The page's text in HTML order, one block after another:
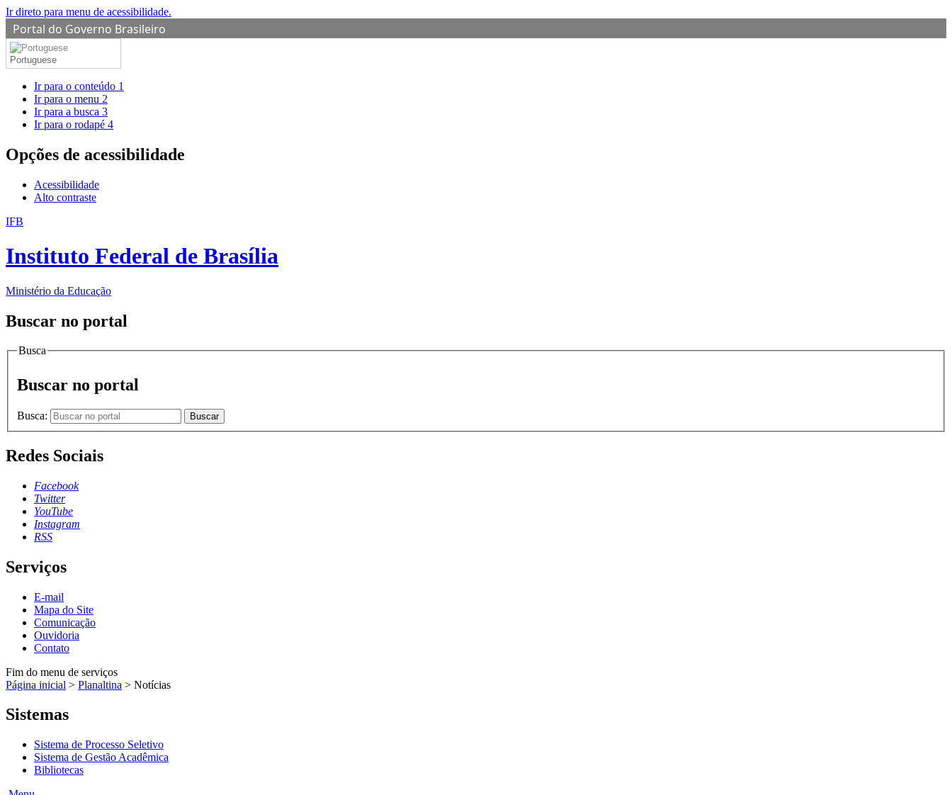
Ir direto para menu de acessibilidade.
Portal do Governo Brasileiro
Portuguese
Ir para o conteúdo 1
Ir para o menu 2
Ir para a busca 3
Ir para o rodapé 4
Opções de acessibilidade
Acessibilidade
Alto contraste
IFB
Instituto Federal de Brasília
Ministério da Educação
Buscar no portal
Busca
Buscar no portal
Busca: Buscar
Redes Sociais
Facebook
Twitter
YouTube
Instagram
RSS
Serviços
E-mail
Mapa do Site
Comunicação
Ouvidoria
Contato
Fim do menu de serviços
Página inicial > Planaltina > Notícias
Sistemas
Sistema de Processo Seletivo
Sistema de Gestão Acadêmica
Bibliotecas